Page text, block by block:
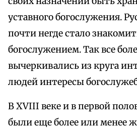
уставного богослужения.
почти негде стало
богослужением. Так все
вычеркивались из круга
людей интересы
В XVIII веке и в первой
были еще более или менее